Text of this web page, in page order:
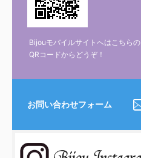
Bijouモバイルサイトへはこちらの
QRコードからどうぞ！
お問い合わせフォーム